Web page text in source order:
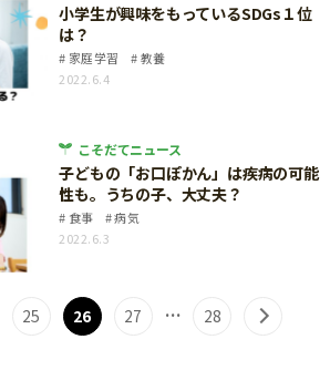
小学生が興味をもっているSDGs１位
は？
家庭学習
教養
2022.6.4
こそだてニュース
子どもの「お口ぽかん」は疾病の可能
性も。うちの子、大丈夫？
食事
病気
2022.6.3
25 26 27 … 28